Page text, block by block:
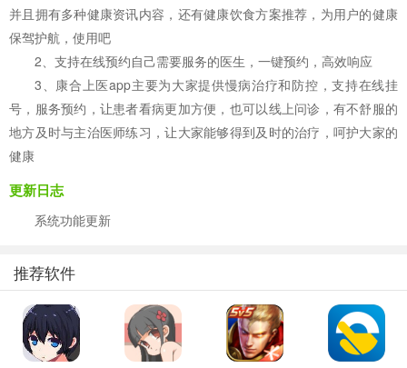
并且拥有多种健康资讯内容，还有健康饮食方案推荐，为用户的健康
保驾护航，使用吧
2、支持在线预约自己需要服务的医生，一键预约，高效响应
3、康合上医app主要为大家提供慢病治疗和防控，支持在线挂
号，服务预约，让患者看病更加方便，也可以线上问诊，有不舒服的
地方及时与主治医师练习，让大家能够得到及时的治疗，呵护大家的
健康
更新日志
系统功能更新
推荐软件